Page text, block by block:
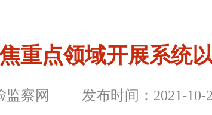
重点领域开展系统
监察网 发布时间：2021-10-